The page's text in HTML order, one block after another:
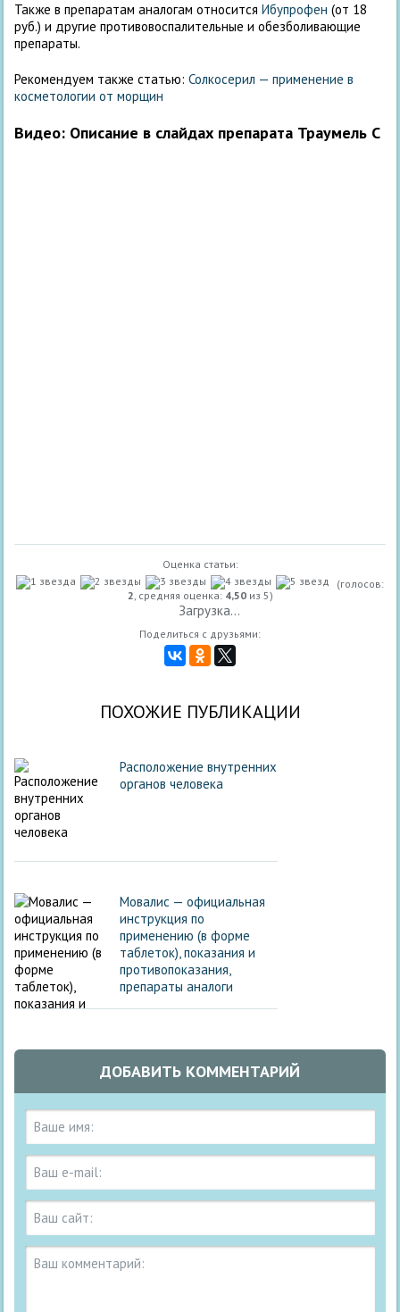
Также в препаратам аналогам относитсяИбупрофен (от 18
руб.) и другие противовоспалительные и обезболивающие
препараты.
Рекомендуем также статью:Солкосерил — применение в
косметологии от морщин
Видео: Описание в слайдах препарата Траумель С
Оценка статьи:
(голосов:
2 , средняя оценка: 4,50из 5)
Загрузка...
Поделиться с друзьями:
ПОХОЖИЕ ПУБЛИКАЦИИ
Расположение внутренних
органов человека
Мовалис — официальная
инструкция по
применению (в форме
таблеток), показания и
противопоказания,
препараты аналоги
ДОБАВИТЬ КОММЕНТАРИЙ